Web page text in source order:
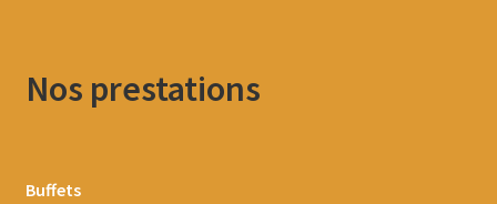
Nos prestations
Buffets